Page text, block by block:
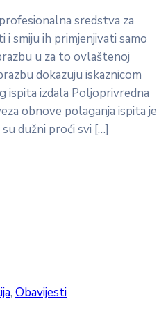
sredstva za
smiju ih primjenjivati samo
u za to ovlaštenoj
dokazuju iskaznicom
ispita izdala Poljoprivredna
obnove polaganja ispita je
dužni proći svi […]
‚ Obavijesti